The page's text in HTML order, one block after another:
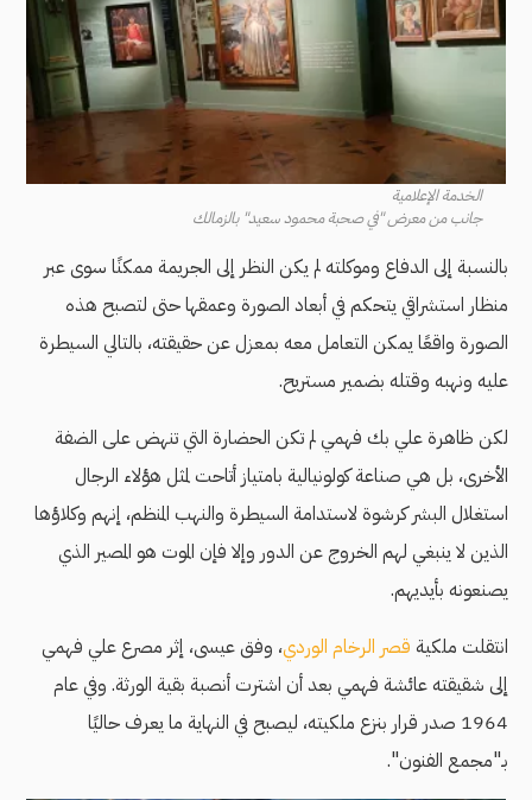
الخدمة الإعلامية
جانب من معرض "في صحبة محمود سعيد" بالزمالك
بالنسبة إلى الدفاع وموكلته لم يكن النظر إلى الجريمة ممكنًا سوى عبر
منظار استشراقي يتحكم في أبعاد الصورة وعمقها حتى لتصبح هذه
الصورة واقعًا يمكن التعامل معه بمعزل عن حقيقته، بالتالي السيطرة
عليه ونهبه وقتله بضمير مستريح.
لكن ظاهرة علي بك فهمي لم تكن الحضارة التي تنهض على الضفة
الأخرى، بل هي صناعة كولونيالية بامتياز أتاحت لمثل هؤلاء الرجال
استغلال البشر كرشوة لاستدامة السيطرة والنهب المنظم، إنهم وكلاؤها
الذين لا ينبغي لهم الخروج عن الدور وإلا فإن الموت هو المصير الذي
يصنعونه بأيديهم.
انتقلت ملكية قصر الرخام الوردي، وفق عيسى، إثر مصرع علي فهمي
إلى شقيقته عائشة فهمي بعد أن اشترت أنصبة بقية الورثة. وفي عام
1964 صدر قرار بنزع ملكيته، ليصبح في النهاية ما يعرف حاليًا
بـ"مجمع الفنون".